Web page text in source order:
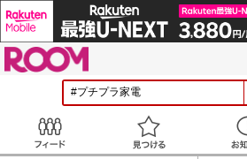
見つける